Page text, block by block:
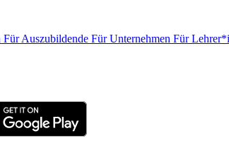
Für Auszubildende Für Unternehmen Für